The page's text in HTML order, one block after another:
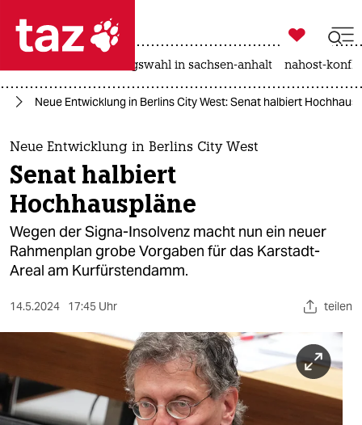
 taz zahl ich
taz zahl ich
themen
politik
öko
gesellschaft
sport
nord

taz zahl ich
landtagswahl in sachsen-anhalt nahost-
Neue Entwicklung in Berlins City West: Senat halbiert
Neue Entwicklung in Berlins City West
Senat halbiert
Hochhauspläne
Wegen der Signa-Insolvenz macht nun ein neuer
Rahmenplan grobe Vorgaben für das Karstadt-
Areal am Kurfürstendamm.
14.5.2024 17:45 Uhr teilen